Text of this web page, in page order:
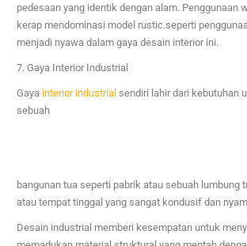
pedesaan yang identik dengan alam. Penggunaan
kerap mendominasi model rustic.seperti
menjadi nyawa dalam gaya desain interior ini.
7. Gaya Interior Industrial
Gaya interior industrial sendiri lahir dari kebutuhan
sebuah
bangunan tua seperti pabrik atau sebuah lumbung
atau tempat tinggal yang sangat kondusif dan
Desain industrial memberi kesempatan untuk